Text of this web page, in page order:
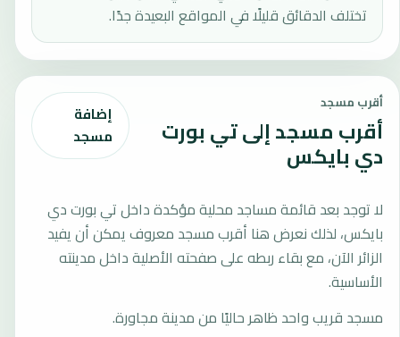
تختلف الدقائق قليلًا في المواقع البعيدة جدًا.
أقرب مسجد
أقرب مسجد إلى تي بورت
دي بايكس
إضافة
مسجد
لا توجد بعد قائمة مساجد محلية مؤكدة داخل تي بورت دي
بايكس، لذلك نعرض هنا أقرب مسجد معروف يمكن أن يفيد
الزائر الآن، مع بقاء ربطه على صفحته الأصلية داخل مدينته
الأساسية.
مسجد قريب واحد ظاهر حاليًا من مدينة مجاورة.